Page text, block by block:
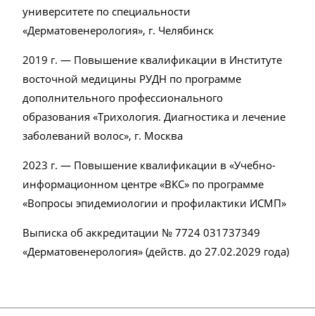
университете по специальности
«Дерматовенерология», г. Челябинск
2019 г. — Повышение квалификации в Институте
восточной медицины РУДН по программе
дополнительного профессионального
образования «Трихология. Диагностика и лечение
заболеваний волос», г. Москва
2023 г. — Повышение квалификации в «Учебно-
информационном центре «ВКС» по программе
«Вопросы эпидемиологии и профилактики ИСМП»
Выписка об аккредитации № 7724 031737349
«Дерматовенерология» (действ. до 27.02.2029 года)